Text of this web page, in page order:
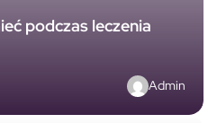
podczas leczenia
Admin